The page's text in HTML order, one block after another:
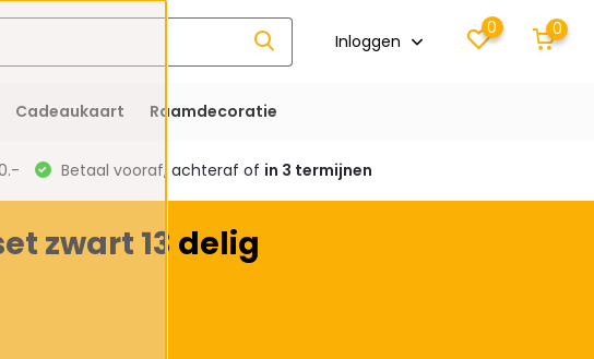
Inloggen
0 0
Cadeaukaart Raamdecoratie
Betaal vooraf, achteraf of in 3 termijnen
zwart 13 delig